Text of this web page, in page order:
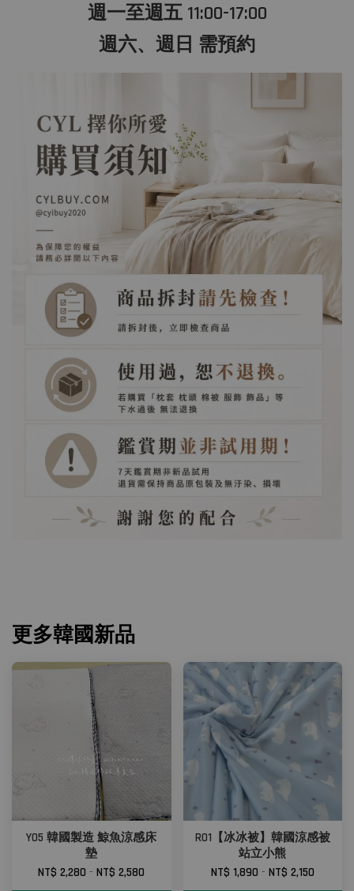
週一至週五 11:00-17:00
週六、週日 需預約
更多韓國新品
Y05 韓國製造 鯨魚涼感床
墊
NT$ 2,280-NT$ 2,580
R01【冰冰被】韓國涼感被
站立小熊
NT$ 1,890 - NT$ 2,150